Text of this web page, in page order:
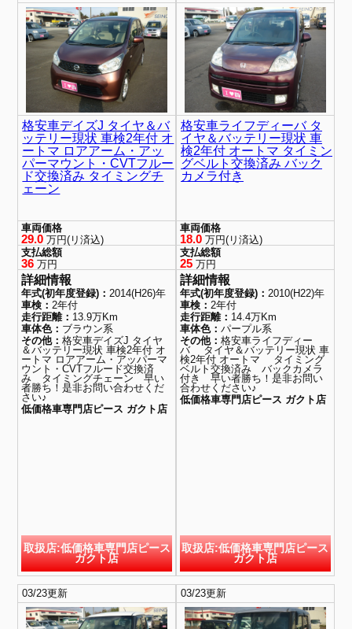
格安車デイズJ タイヤ＆バ
ッテリー現状 車検2年付 オ
ートマ ロアアーム・アッ
パーマウント・CVTフルー
ド交換済み タイミングチ
ェーン
車両価格
29.0 万円(リ済込)
支払総額
36 万円
詳細情報
年式(初年度登録)：2014(H26)年
車検：2年付
走行距離： 13.9万Km
車体色： ブラウン系
その他：格安車デイズJ タイヤ
＆バッテリー現状 車検2年付 オ
ートマ ロアアーム・アッパーマ
ウント・CVTフルード交換済
み タイミングチェーン 早い
者勝ち！是非お問い合わせくだ
さい♪
低価格車専門店ピース ガクト店
取扱店:低価格車専門店ピース
ガクト店
格安車ライフディーバ タ
イヤ＆バッテリー現状 車
検2年付 オートマ タイミン
グベルト交換済み バック
カメラ付き
車両価格
18.0万円(リ済込)
支払総額
25万円
詳細情報
年式(初年度登録)： 2010(H22)年
車検： 2年付
走行距離： 14.4万Km
車体色： パープル系
その他： 格安車ライフディー
バ タイヤ＆バッテリー現状 車
検2年付 オートマ タイミング
ベルト交換済み バックカメラ
付き 早い者勝ち！是非お問い
合わせください♪
低価格車専門店ピース ガクト店
取扱店:低価格車専門店ピース
ガクト店
03/23更新 03/23更新